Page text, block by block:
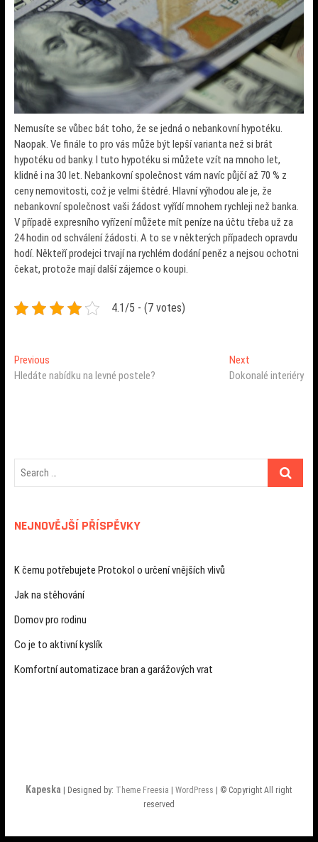
Nemusíte se vůbec bát toho, že se jedná o nebankovní hypotéku.
Naopak. Ve finále to pro vás může být lepší varianta než si brát
hypotéku od banky. I tuto hypotéku si můžete vzít na mnoho let,
klidně i na 30 let. Nebankovní společnost vám navíc půjčí až 70 % z
ceny nemovitosti, což je velmi štědré. Hlavní výhodou ale je, že
nebankovní společnost vaši žádost vyřídí mnohem rychleji než banka.
V případě expresního vyřízení můžete mít peníze na účtu třeba už za
24 hodin od schválení žádosti. A to se v některých případech opravdu
hodí. Někteří prodejci trvají na rychlém dodání peněz a nejsou ochotni
čekat, protože mají další zájemce o koupi.
4.1/5 - (7 votes)
Navigace
pro
PreviousPrevious
post:
Hledáte nabídku na levné postele?
Next
post:
Dokonalé interiéry
NEJNOVĚJŠÍ PŘÍSPĚVKY
K čemu potřebujete Protokol o určení vnějších vlivů
Jak na stěhování
Domov pro rodinu
Co je to aktivní kyslík
Komfortní automatizace bran a garážových vrat
Kapeska | Designed by: Theme Freesia |WordPress | © Copyright All right
reserved